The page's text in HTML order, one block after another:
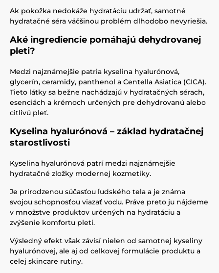
Ak pokožka nedokáže hydratáciu udržať, samotné
hydratačné séra väčšinou problém dlhodobo nevyriešia.
Aké ingrediencie pomáhajú dehydrovanej
pleti?
Medzi najznámejšie patria kyselina hyalurónová,
glycerín, ceramidy, panthenol a Centella Asiatica (CICA).
Tieto látky sa bežne nachádzajú v hydratačných sérach,
esenciách a krémoch určených pre dehydrovanú alebo
citlivú pleť.
Kyselina hyalurónová – základ hydratačnej
starostlivosti
Kyselina hyalurónová patrí medzi najznámejšie
hydratačné zložky modernej kozmetiky.
Je prirodzenou súčasťou ľudského tela a je známa
svojou schopnosťou viazať vodu. Práve preto ju nájdeme
v množstve produktov určených na hydratáciu a
zvýšenie komfortu pleti.
Výsledný efekt však závisí nielen od samotnej kyseliny
hyalurónovej, ale aj od celkovej formulácie produktu a
celej skincare rutiny.